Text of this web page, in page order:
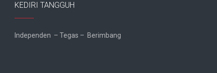
KEDIRI TANGGUH
Independen – Tegas – Berimbang